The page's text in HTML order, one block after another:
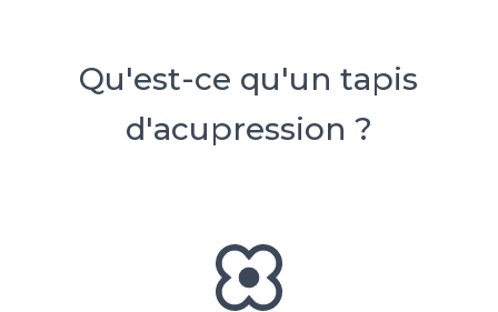
Qu'est-ce qu'un tapis
d'acupression ?